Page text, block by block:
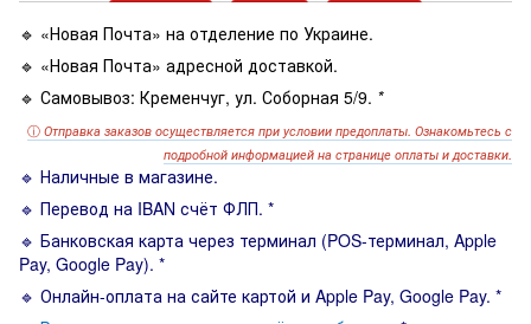
🔹 «Новая Почта» на отделение по Украине.
🔹 «Новая Почта» адресной доставкой.
🔹 Самовывоз: Кременчуг, ул. Соборная 5/9. *
ⓘ Отправка заказов осуществляется при условии предоплаты. Ознакомьтесь с
подробной информацией на странице оплаты и доставки.
🔹 Наличные в магазине.
🔹 Перевод на IBAN счёт ФЛП. *
🔹 Банковская карта через терминал (POS-терминал, Apple
Pay, Google Pay). *
🔹 Онлайн-оплата на сайте картой и Apple Pay, Google Pay. *